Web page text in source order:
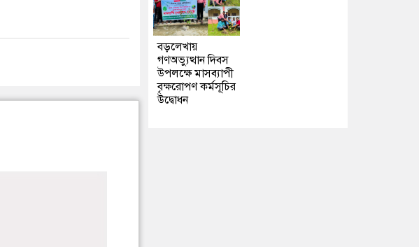
বড়লেখায়
গণঅভ্যুত্থান দিবস
উপলক্ষে মাসব্যাপী
বৃক্ষরোপণ কর্মসূচির
উদ্বোধন